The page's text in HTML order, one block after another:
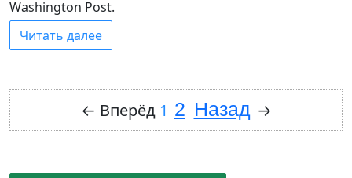
Washington Post.
Читать далее
← Вперёд 1 2 Назад →